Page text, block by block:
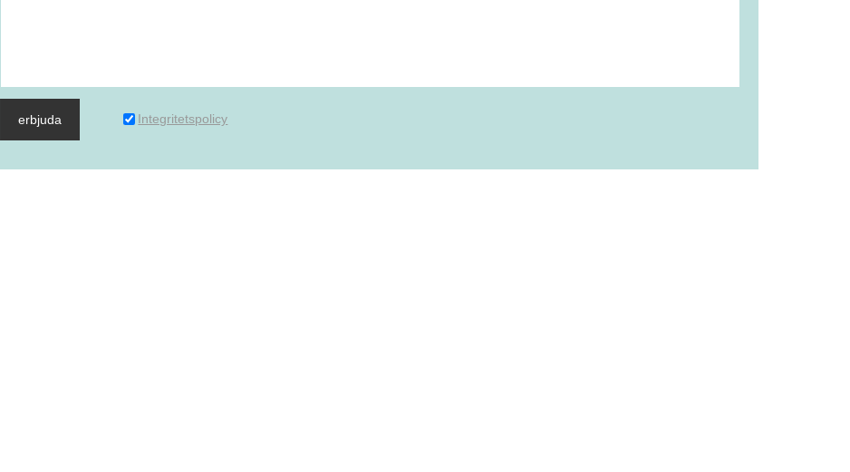
erbjuda Integritetspolicy